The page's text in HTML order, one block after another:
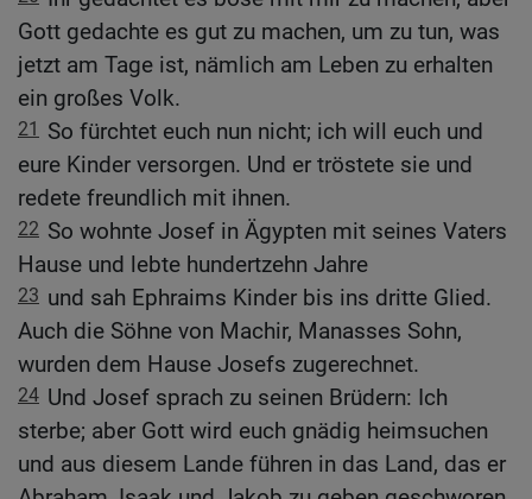
Gott gedachte es gut zu machen, um zu tun, was
jetzt am Tage ist, nämlich am Leben zu erhalten
ein großes Volk.
21
So fürchtet euch nun nicht; ich will euch und
eure Kinder versorgen. Und er tröstete sie und
redete freundlich mit ihnen.
22 So wohnte Josef in Ägypten mit seines Vaters
Hause und lebte hundertzehn Jahre
23 und sah Ephraims Kinder bis ins dritte Glied.
Auch die Söhne von Machir, Manasses Sohn,
wurden dem Hause Josefs zugerechnet.
24 Und Josef sprach zu seinen Brüdern: Ich
sterbe; aber Gott wird euch gnädig heimsuchen
und aus diesem Lande führen in das Land, das er